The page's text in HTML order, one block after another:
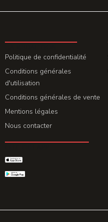
Politique de confidentialité
Conditions générales
d'utilisation
Conditions générales de vente
Mentions légales
Nous contacter